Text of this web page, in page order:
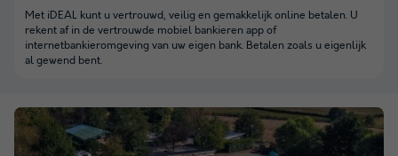
Met iDEAL kunt u vertrouwd, veilig en gemakkelijk online betalen. U
rekent af in de vertrouwde mobiel bankieren app of
internetbankieromgeving van uw eigen bank. Betalen zoals u eigenlijk
al gewend bent.